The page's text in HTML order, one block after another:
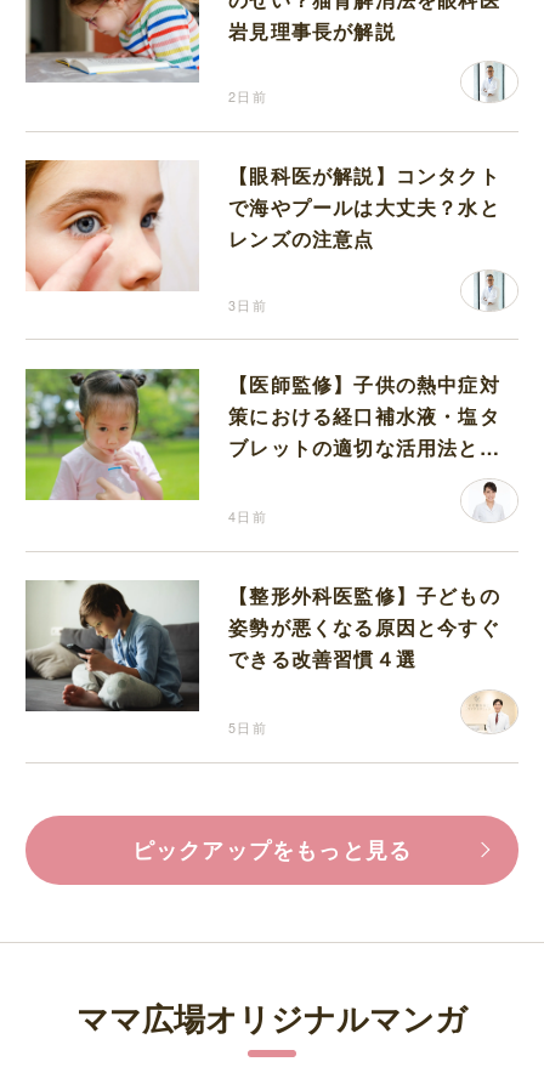
岩見理事長が解説
2日前
【眼科医が解説】コンタクト
で海やプールは大丈夫？水と
レンズの注意点
3日前
【医師監修】子供の熱中症対
策における経口補水液・塩タ
ブレットの適切な活用法と水
4日前
【整形外科医監修】子どもの
姿勢が悪くなる原因と今すぐ
できる改善習慣４選
5日前
ピックアップをもっと見る
ママ広場オリジナルマンガ